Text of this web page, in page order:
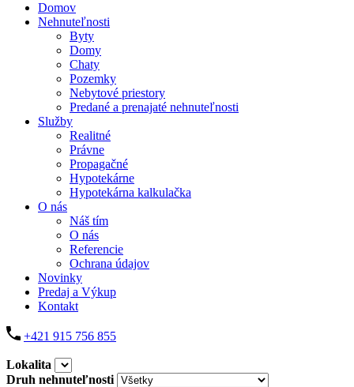
Domov
Nehnuteľnosti
Byty
Domy
Chaty
Pozemky
Nebytové priestory
Predané a prenajaté nehnuteľnosti
Služby
Realitné
Právne
Propagačné
Hypotekárne
Hypotekárna kalkulačka
O nás
Náš tím
O nás
Referencie
Ochrana údajov
Novinky
Predaj a Výkup
Kontakt
+421 915 756 855
Lokalita
Druh nehnuteľnosti